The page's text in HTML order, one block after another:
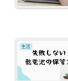
生活